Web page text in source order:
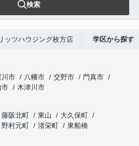
検索
ッツハウジング枚方店 学区から探す
川市 八幡市 交野市
門真市
市
木津川市
藤阪北町 東山
大久保町
野村元町 渚栄町
東船橋